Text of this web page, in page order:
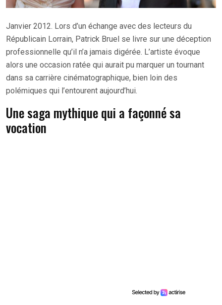
Janvier 2012. Lors d’un échange avec des lecteurs du
Républicain Lorrain, Patrick Bruel se livre sur une déception
professionnelle qu’il n’a jamais digérée. L’artiste évoque
alors une occasion ratée qui aurait pu marquer un tournant
dans sa carrière cinématographique, bien loin des
polémiques qui l’entourent aujourd’hui.
Une saga mythique qui a façonné sa
vocation